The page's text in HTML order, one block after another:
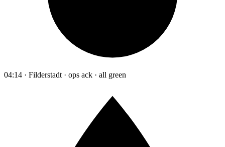
04:14 · Filderstadt · ops ack · all green